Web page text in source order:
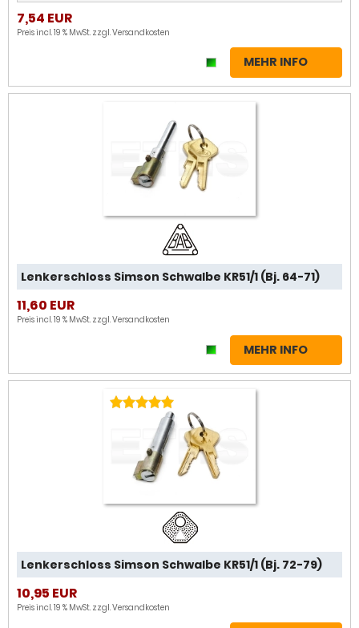
7,54 EUR
Preis incl. 19 % MwSt. zzgl.Versandkosten
MEHR INFO
Lenkerschloss Simson Schwalbe KR51/1 (Bj. 64-71)
11,60 EUR
Preis incl. 19 % MwSt. zzgl.Versandkosten
MEHR INFO
Lenkerschloss Simson Schwalbe KR51/1 (Bj. 72-79)
10,95 EUR
Preis incl. 19 % MwSt. zzgl.Versandkosten